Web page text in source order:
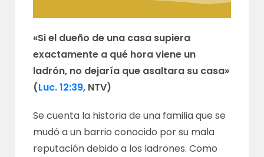
«Si el dueño de una casa supiera
exactamente a qué hora viene un
ladrón, no dejaría que asaltara su casa»
(Luc. 12:39, NTV)
Se cuenta la historia de una familia que se
mudó a un barrio conocido por su mala
reputación debido a los ladrones. Como